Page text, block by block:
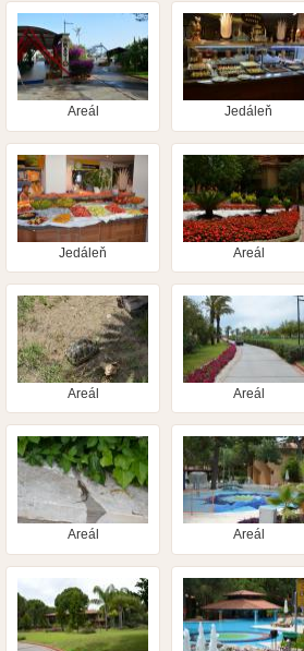
Areál Jedáleň
Jedáleň Areál
Areál Areál
Areál Areál